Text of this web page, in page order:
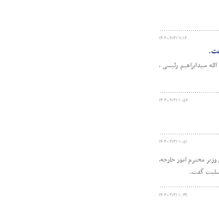
۱۴۰۳-۰۲-۳۱ ۱۱:۱۶
سیدابراهیم رئیسی ،
۱۴۰۳-۰۲-۳۱ ۱۰:۵۷
۱۴۰۳-۰۲-۳۱ ۱۰:۵۱
محترم امور خارجه،
تسلیت گفت.
۱۴۰۳-۰۲-۳۱ ۱۰:۴۹